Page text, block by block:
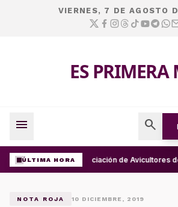
VIERNES, 7 DE AGOSTO
ES PRIMERA
menu search
ÚLTIMA HORA Asociación de Avicultores
NOTA ROJA 10 DICIEMBRE, 2019